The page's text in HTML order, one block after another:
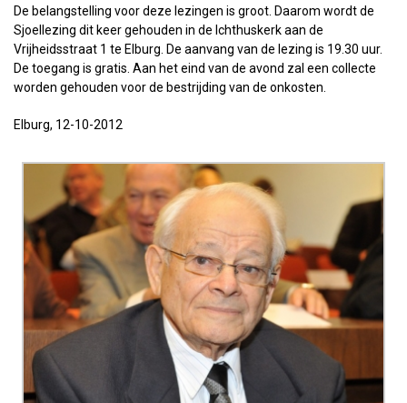
De belangstelling voor deze lezingen is groot. Daarom wordt de
Sjoellezing dit keer gehouden in de Ichthuskerk aan de
Vrijheidsstraat 1 te Elburg. De aanvang van de lezing is 19.30 uur.
De toegang is gratis. Aan het eind van de avond zal een collecte
worden gehouden voor de bestrijding van de onkosten.
Elburg, 12-10-2012